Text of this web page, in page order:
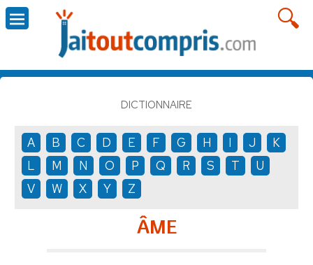
DICTIONNAIRE
A B C D E F G H I J
K
L
M N O P Q R S T
U
V
W X Y Z
ÂME